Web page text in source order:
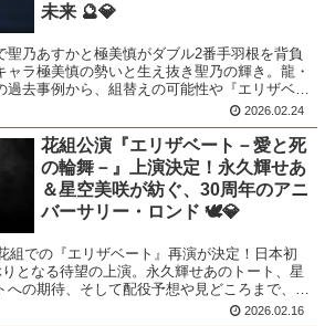
未来 🔮💎
聖乃あすかと極美慎がダブル2番手羽根を背負
ャラ極美慎の勢いと生え抜き聖乃の輝き。龍・
過去事例から、組替えの可能性や『エリザベー
2026.02.24
花組公演『エリザベート－愛と死
の輪舞－』上演決定！永久輝せあ
＆星空美咲が紡ぐ、30周年のアニ
バーサリー・ロンド 🕊️💎
組での『エリザベート』再演が決定！日本初
となる待望の上演。永久輝せあのトート、星
への期待、そして配役予想や見どころまで、フ
2026.02.16